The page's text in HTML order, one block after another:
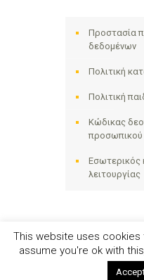
Προστασία
δεδομένων
Πολιτική
Πολιτική
Κώδικας
προσωπικού
Εσωτερικός
λειτουργίας
Ηλιακτίδα ΑΜΚΕ © 2024 - All
Αριθμός Γ.Ε.ΜΗ.
This website uses cookies
assume you're ok with